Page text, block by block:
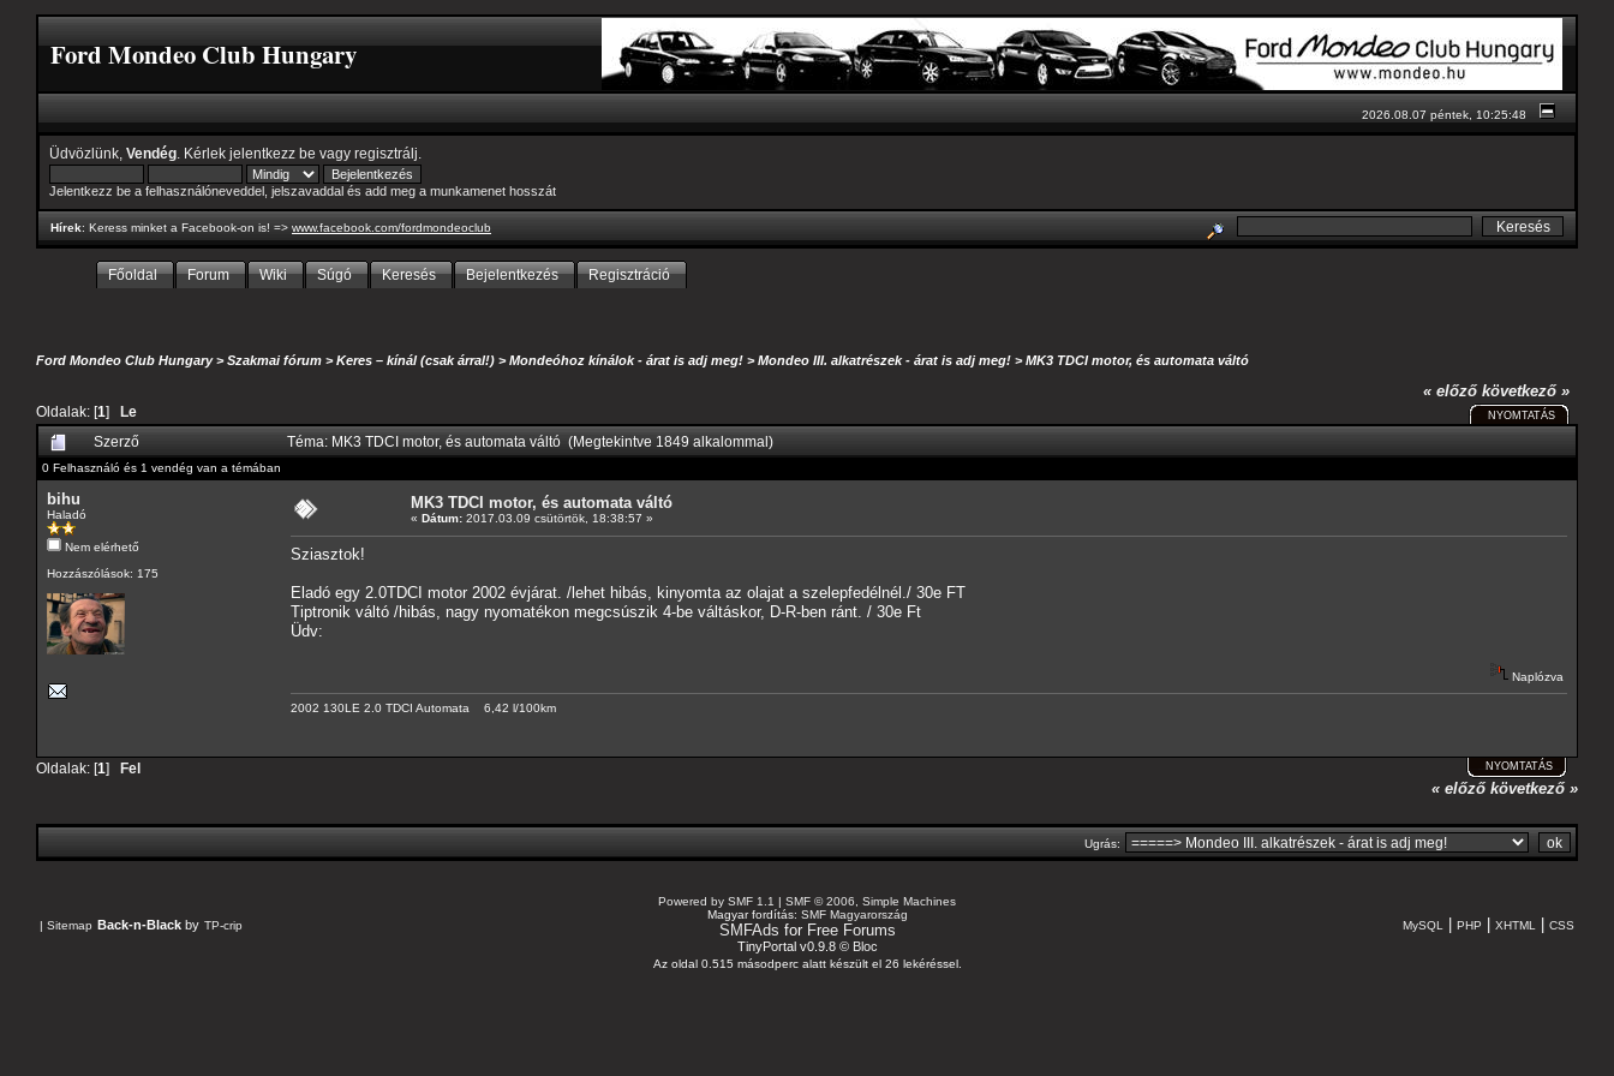
Ford Mondeo Club Hungary
2026.08.07 péntek, 10:25:48
Üdvözlünk, Vendég . Kérlek jelentkezz be vagy regisztrálj
Jelentkezz be a felhasználóneveddel, jelszavaddal és add meg a munkamenet hosszát
Hírek: Keress minket a Facebook-on is! => www.facebook.com/fordmondeoclub
Főoldal Forum Wiki Súgó Keresés Bejelentkezés Regisztráció
Ford Mondeo Club Hungary>Szakmai fórum >Keres – kínál (csak árral!) >Mondeóhoz kínálok - árat is adj meg! >Mondeo III. alkatrészek - árat is adj meg! >MK3 TDCI motor, és automata váltó
Oldalak: [1] Le
« előző következő »
NYOMTATÁS
Szerző Téma: MK3 TDCI motor, és automata váltó (Megtekintve 1849 alkalommal)
0 Felhasználó és 1 vendég van a témában
bihu
Haladó
Nem elérhető
Hozzászólások: 175
MK3 TDCI motor, és automata váltó
« Dátum: 2017.03.09 csütörtök, 18:38:57 »
Sziasztok!
Eladó egy 2.0TDCI motor 2002 évjárat. /lehet hibás, kinyomta az olajat a szelepfedélnél./ 30e FT
Tiptronik váltó /hibás, nagy nyomatékon megcsúszik 4-be váltáskor, D-R-ben ránt. / 30e Ft
Üdv:
Naplózva
2002 130LE 2.0 TDCI Automata 6,42 l/100km
Oldalak: [1] Fel NYOMTATÁS
« előző következő »
Ugrás:
| Sitemap Back-n-Black by TP-crip
Powered by SMF 1.1 | SMF © 2006, Simple Machines
Magyar fordítás: SMF Magyarország
SMFAds for Free Forums
TinyPortal v0.9.8 © Bloc
MySQL PHP XHTML CSS
Az oldal 0.515 másodperc alatt készült el 26 lekéréssel.